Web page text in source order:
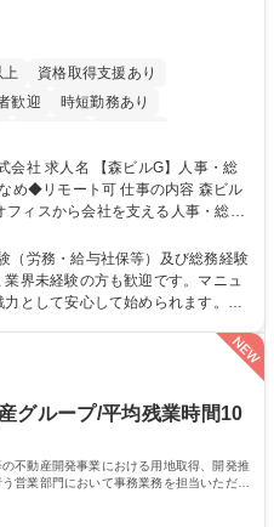
資格取得支援あり
歓迎
時短勤務あり
歓迎 駅近5分以内 土日祝休み
人事・総
可 仕事の内容 森ビル
ィスから会社を支える人事・総務
ランスよく担当し、ゆくゆくは制
りがいある環境です。 ■勤怠管
調整等の労務管理全般 ■入退社手続
のコア業務 ■社内イベントの企画
に合わせて不足している部分はいつ
ため、安心して成長できます。 募
5ヶ月◆年休120日◆残業少なめ◆
（労務・給与社保等）及び総務経験
業界未経験の方も歓迎です。マニュ
として安心して始められます。
や人事制度の改定など会社のコア業
への貢献度をダイレクトに実感で
など、ワークライフバランスを保
での幅広い経験を活かし、長期的な
欲と挑戦を全力で応援します。 学
専修学校 高校 語学力： 資格：日商
検定3級
グループ/平均残業時間10
不動産開発事業における用地取得、開発推
営業部門において事務業務を担当いただき